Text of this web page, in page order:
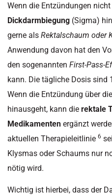
Wenn die Entzündungen
Dickdarmbiegung (Sigma)
gerne als Rektalschaum oder
Anwendung davon hat den
den sogenannten First-Pass-
kann. Die tägliche Dosis sind
Wenn die Entzündung über
hinausgeht, kann die rektale
Medikamenten ergänzt
aktuellen Therapieleitlinie 6
Klysmas oder Schaums nur
nötig wird.
Wichtig ist hierbei, dass der